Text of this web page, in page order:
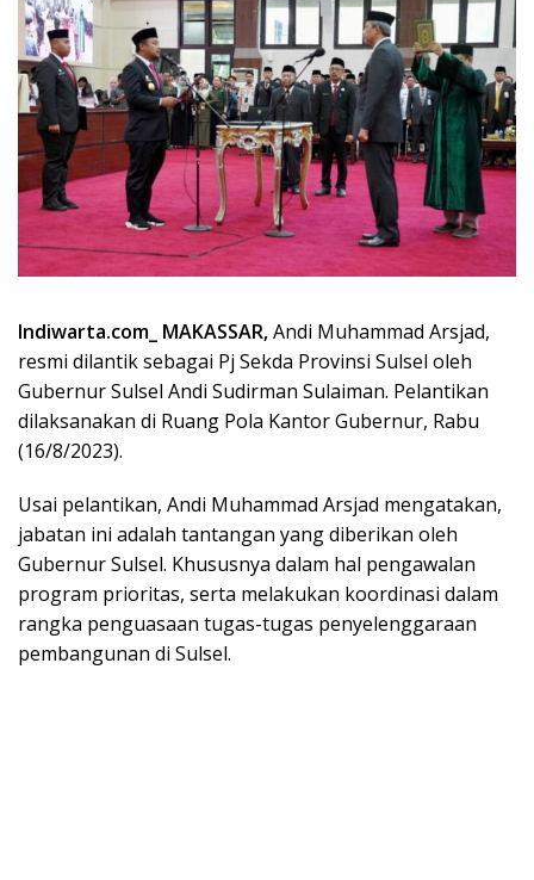
Indiwarta.com_ MAKASSAR,Andi Muhammad Arsjad,
resmi dilantik sebagai Pj Sekda Provinsi Sulsel oleh
Gubernur Sulsel Andi Sudirman Sulaiman. Pelantikan
dilaksanakan di Ruang Pola Kantor Gubernur, Rabu
(16/8/2023).
Usai pelantikan, Andi Muhammad Arsjad mengatakan,
jabatan ini adalah tantangan yang diberikan oleh
Gubernur Sulsel. Khususnya dalam hal pengawalan
program prioritas, serta melakukan koordinasi dalam
rangka penguasaan tugas-tugas penyelenggaraan
pembangunan di Sulsel.